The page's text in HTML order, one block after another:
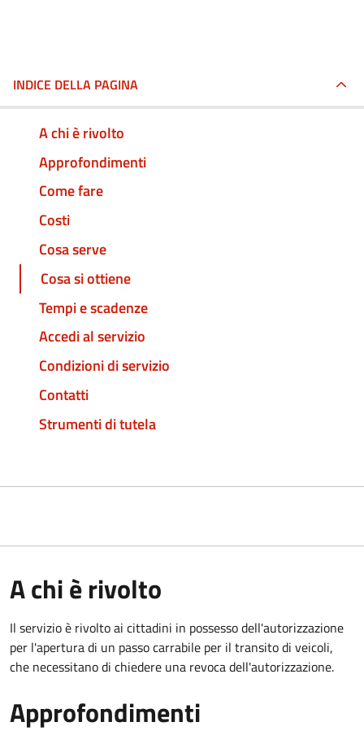
INDICE DELLA PAGINA
A chi è rivolto
Approfondimenti
Come fare
Costi
Cosa serve
Cosa si ottiene
Tempi e scadenze
Accedi al servizio
Condizioni di servizio
Contatti
Strumenti di tutela
A chi è rivolto
Il servizio è rivolto ai cittadini in possesso dell'autorizzazione
per l'apertura di un passo carrabile per il transito di veicoli,
che necessitano di chiedere una revoca dell'autorizzazione.
Approfondimenti